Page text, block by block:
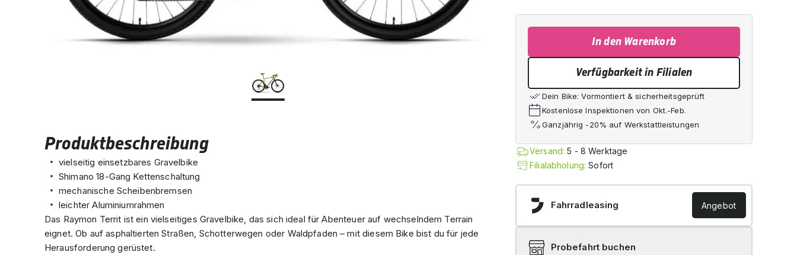
Produktbeschreibung
vielseitig einsetzbares Gravelbike
Shimano 18-Gang Kettenschaltung
mechanische Scheibenbremsen
leichter Aluminiumrahmen
Das Raymon Territ ist ein vielseitiges Gravelbike, das sich ideal für Abenteuer auf wechselndem Terrain
eignet. Ob auf asphaltierten Straßen, Schotterwegen oder Waldpfaden – mit diesem Bike bist du für jede
Herausforderung gerüstet.
In den Warenkorb
Verfügbarkeit in Filialen
Dein Bike: Vormontiert & sicherheitsgeprüft
Kostenlose Inspektionen von Okt.-Feb.
Ganzjährig -20% auf Werkstattleistungen
Versand:5 - 8 Werktage
Filialabholung:Sofort
Fahrradleasing Angebot
Probefahrt buchen